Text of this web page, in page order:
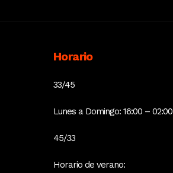
Horario
33/45
Lunes a Domingo: 16:00 – 02:00
45/33
Horario de verano: